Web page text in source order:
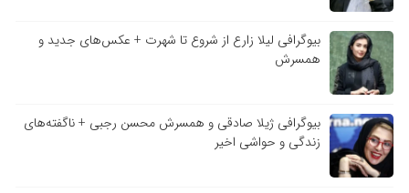
بیوگرافی لیلا زارع از شروع تا شهرت + عکس‌های جدید و
همسرش
بیوگرافی ژیلا صادقی و همسرش محسن رجبی + ناگفته‌های
زندگی و حواشی اخیر